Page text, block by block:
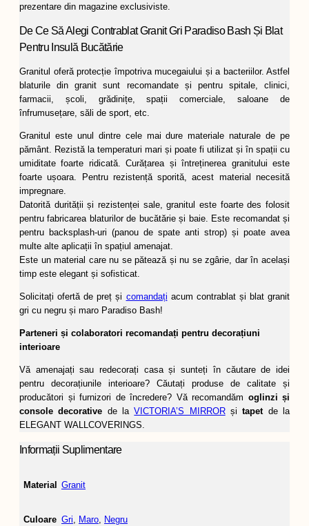
prezentare din magazine exclusiviste.
De Ce Să Alegi Contrablat Granit Gri Paradiso Bash Și Blat
Pentru Insulă Bucătărie
Granitul oferă protecție împotriva mucegaiului și a bacteriilor. Astfel
blaturile din granit sunt recomandate și pentru spitale, clinici,
farmacii, școli, grădinițe, spații comerciale, saloane de
înfrumusețare, săli de sport, etc.
Granitul este unul dintre cele mai dure materiale naturale de pe
pământ. Rezistă la temperaturi mari și poate fi utilizat și în spații cu
umiditate foarte ridicată. Curățarea și întreținerea granitului este
foarte ușoara. Pentru rezistență sporită, acest material necesită
impregnare.
Datorită durității și rezistenței sale, granitul este foarte des folosit
pentru fabricarea blaturilor de bucătărie și baie. Este recomandat și
pentru backsplash-uri (panou de spate anti strop) și poate avea
multe alte aplicații în spațiul amenajat.
Este un material care nu se pătează și nu se zgârie, dar în același
timp este elegant și sofisticat.
Solicitați ofertă de preț și comandați acum contrablat și blat granit
gri cu negru și maro Paradiso Bash!
Parteneri și colaboratori recomandați pentru decorațiuni
interioare
Vă amenajați sau redecorați casa și sunteți în căutare de idei
pentru decorațiunile interioare? Căutați produse de calitate și
producători și furnizori de încredere? Vă recomandăm oglinzi și
console decorative de laVICTORIA’S MIRRORșitapetde la
ELEGANT WALLCOVERINGS.
Informații Suplimentare
Material Granit
Culoare Gri Maro Negru